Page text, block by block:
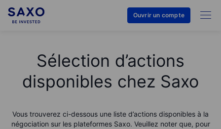
Ouvrir un compte
Sélection d’actions
disponibles chez Saxo
Vous trouverez ci-dessous une liste d’actions disponibles à la
négociation sur les plateformes Saxo. Veuillez noter que, pour